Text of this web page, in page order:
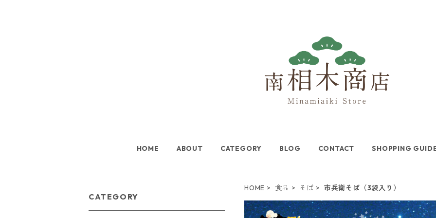
HOME ABOUT CATEGORY BLOG CONTACT SHOPPING
HOME 食品 そば 市兵衛そば（3袋入り）
CATEGORY